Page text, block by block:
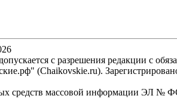
с разрешения редакции с
(Chaikovskie.ru).
средств массовой информации ЭЛ №